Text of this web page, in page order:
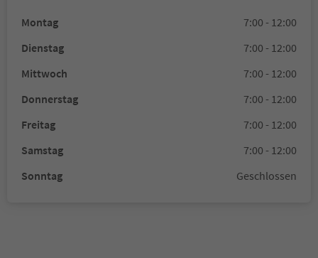
Montag
7:00 - 12:00
Dienstag
7:00 - 12:00
Mittwoch
7:00 - 12:00
Donnerstag
7:00 - 12:00
Freitag
7:00 - 12:00
Samstag
7:00 - 12:00
Sonntag
Geschlossen